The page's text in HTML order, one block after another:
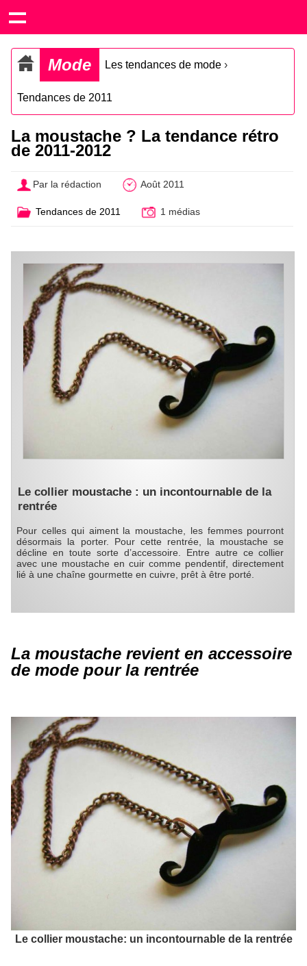
Mode Les tendances de mode ›
Tendances de 2011
La moustache ? La tendance rétro
de 2011-2012
Par la rédaction Août 2011
Tendances de 2011 1 médias
Le collier moustache : un incontournable de la
rentrée
Pour celles qui aiment la moustache, les femmes pourront
désormais la porter. Pour cette rentrée, la moustache se
décline en toute sorte d’accessoire. Entre autre ce collier
avec une moustache en cuir comme pendentif, directement
lié à une chaîne gourmette en cuivre, prêt à être porté.
La moustache revient en accessoire
de mode pour la rentrée
Le collier moustache: un incontournable de la rentrée